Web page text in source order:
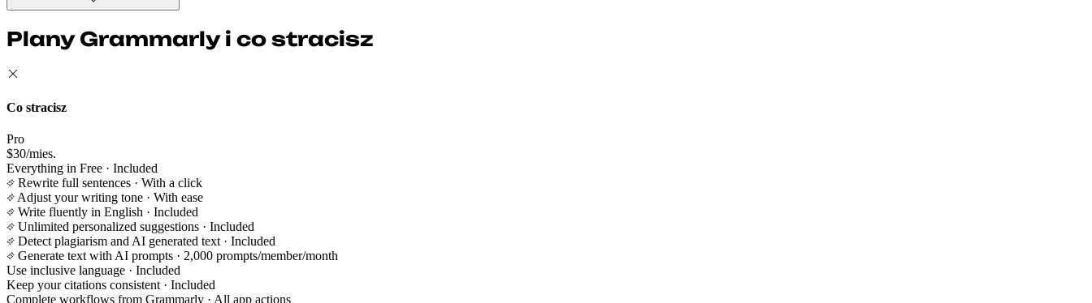
Plany Grammarly i co stracisz
Co stracisz
Pro
$30/mies.
Everything in Free · Included
Rewrite full sentences · With a click
Adjust your writing tone · With ease
Write fluently in English · Included
Unlimited personalized suggestions · Included
Detect plagiarism and AI generated text · Included
Generate text with AI prompts · 2,000 prompts/member/month
Use inclusive language · Included
Keep your citations consistent · Included
Complete workflows from Grammarly · All app actions